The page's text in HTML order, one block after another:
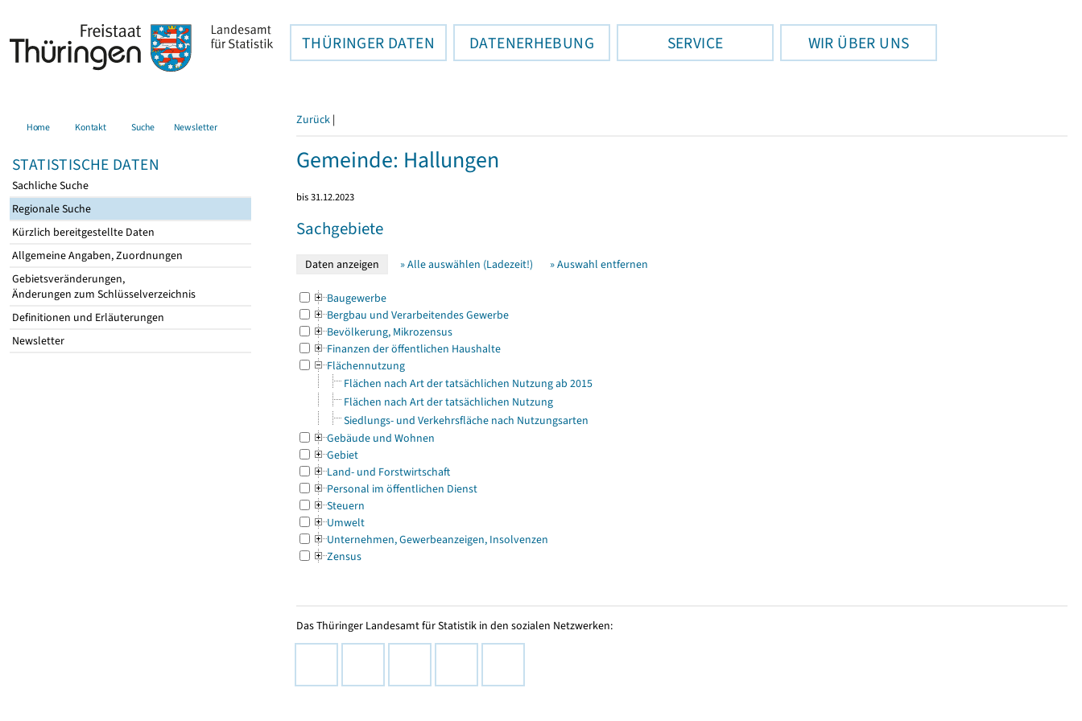
THÜRINGER DATEN DATENERHEBUNG SERVICE WIR ÜBER UNS
Home Kontakt Suche Newsletter
STATISTISCHE DATEN
Sachliche Suche
Regionale Suche
Kürzlich bereitgestellte Daten
Allgemeine Angaben, Zuordnungen
Gebietsveränderungen,
Änderungen zum Schlüsselverzeichnis
Definitionen und Erläuterungen
Newsletter
Zurück |
Gemeinde: Hallungen
bis 31.12.2023
Sachgebiete
» Alle auswählen (Ladezeit!) » Auswahl entfernen
Baugewerbe
Bergbau und Verarbeitendes Gewerbe
Bevölkerung, Mikrozensus
Finanzen der öffentlichen Haushalte
Flächennutzung
Flächen nach Art der tatsächlichen Nutzung ab 2015
Flächen nach Art der tatsächlichen Nutzung
Siedlungs- und Verkehrsfläche nach Nutzungsarten
Gebäude und Wohnen
Gebiet
Land- und Forstwirtschaft
Personal im öffentlichen Dienst
Steuern
Umwelt
Unternehmen, Gewerbeanzeigen, Insolvenzen
Zensus
Das Thüringer Landesamt für Statistik in den sozialen Netzwerken: